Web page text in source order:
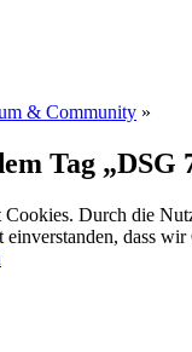
& Community »
Tag „DSG
Cookies. Durch die
dass wir